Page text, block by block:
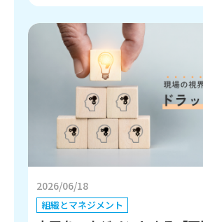
2026/06/18
組織とマネジメント